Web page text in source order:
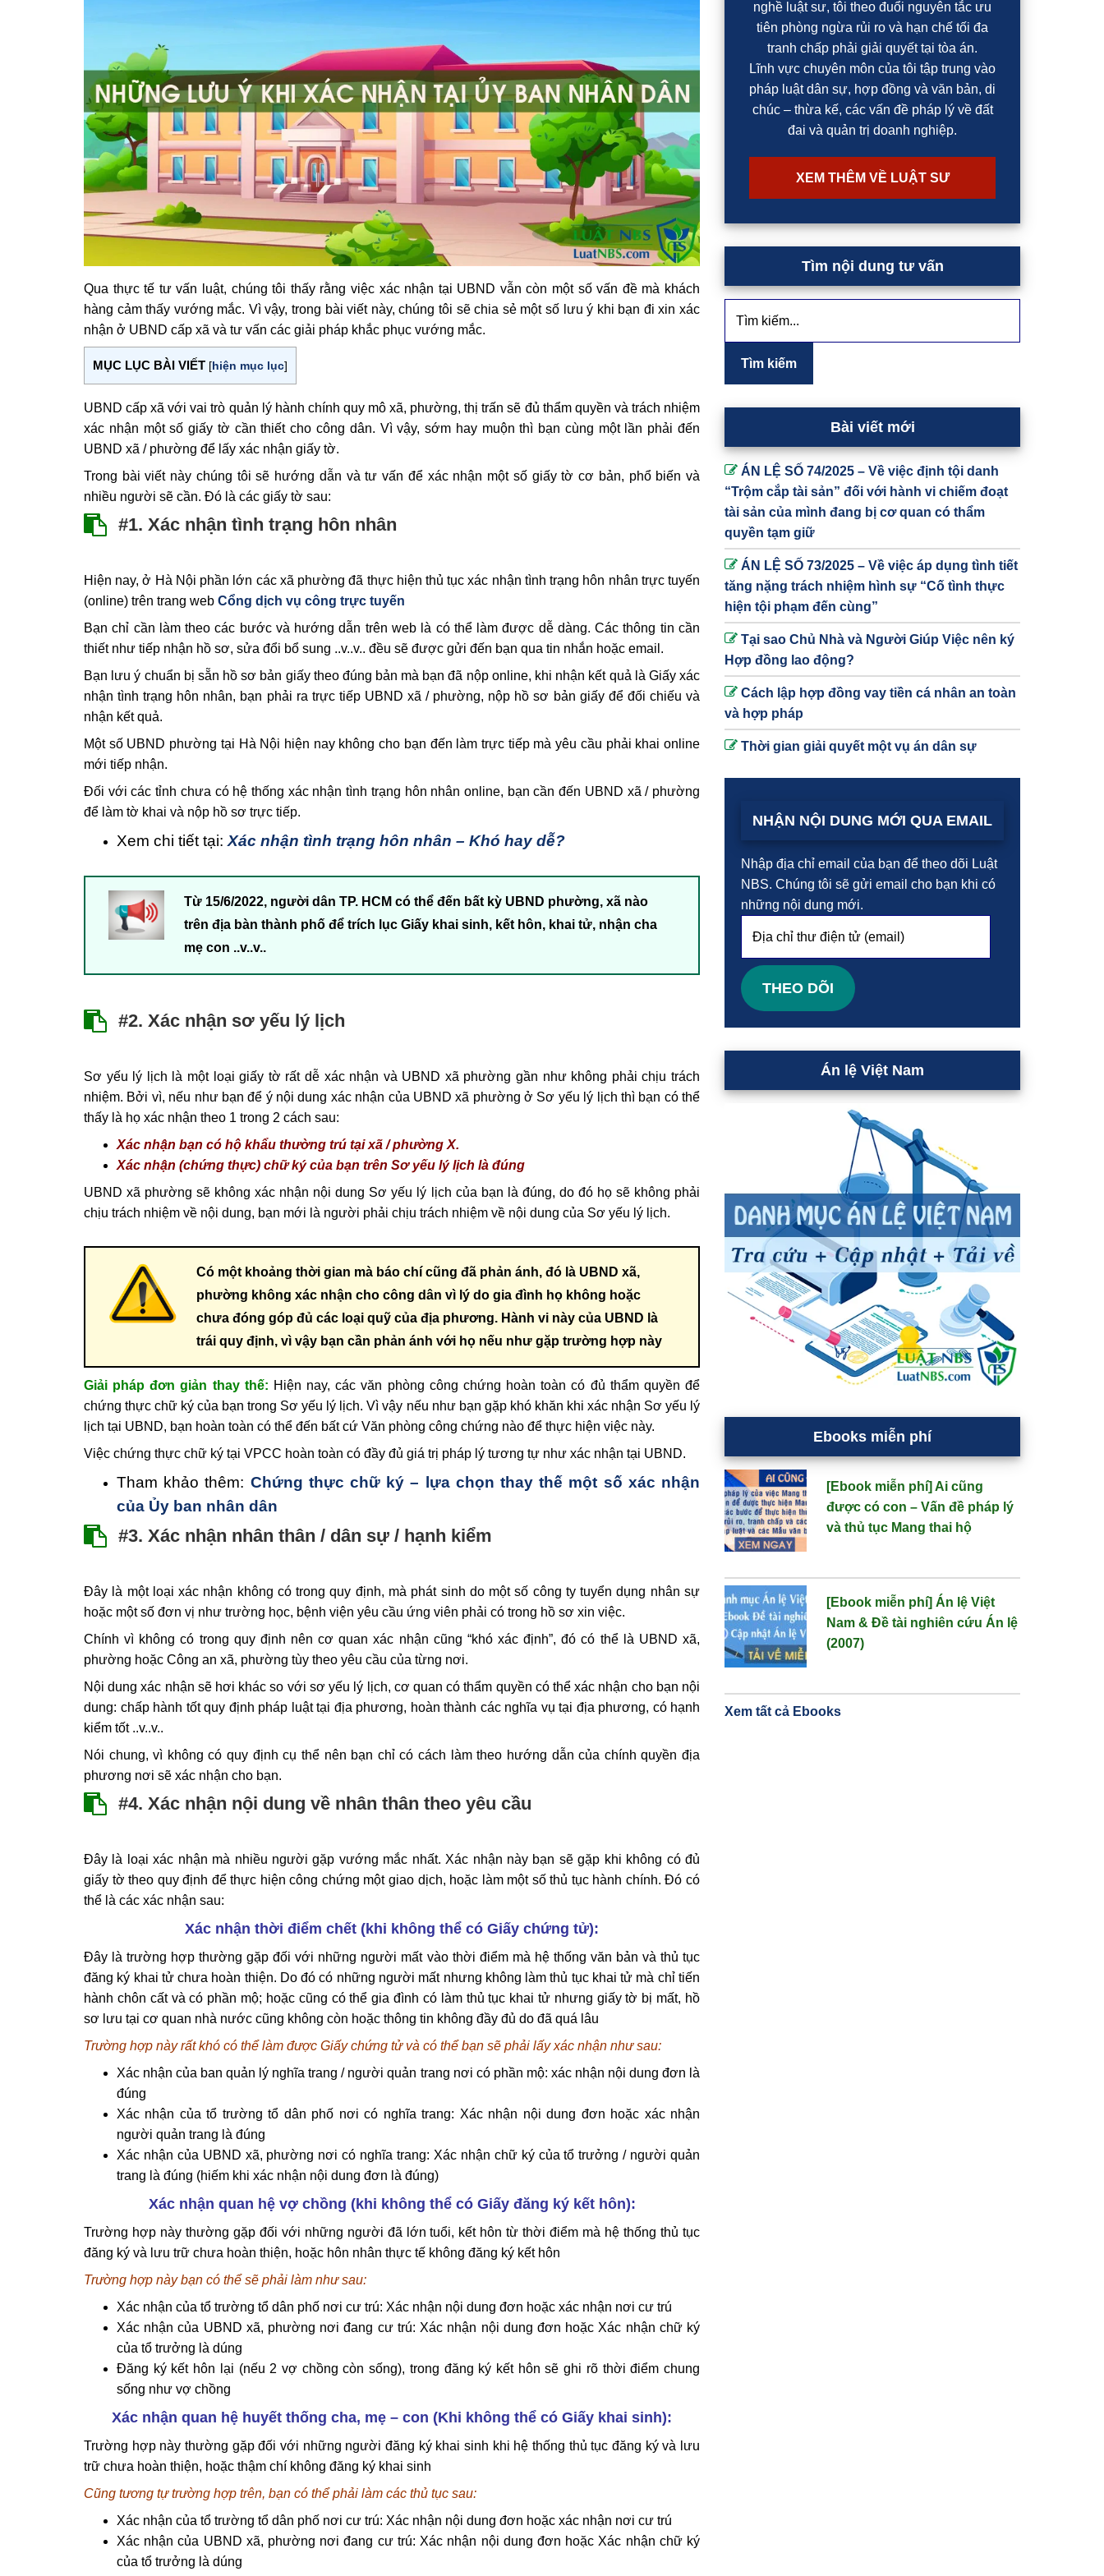
Qua thực tế tư vấn luật, chúng tôi thấy rằng việc xác nhận tại UBND vẫn còn một số vấn đề mà khách
hàng cảm thấy vướng mắc. Vì vậy, trong bài viết này, chúng tôi sẽ chia sẻ một số lưu ý khi bạn đi xin xác
nhận ở UBND cấp xã và tư vấn các giải pháp khắc phục vướng mắc.
MỤC LỤC BÀI VIẾT [hiện mục lục]
UBND cấp xã với vai trò quản lý hành chính quy mô xã, phường, thị trấn sẽ đủ thẩm quyền và trách nhiệm
xác nhận một số giấy tờ cần thiết cho công dân. Vì vậy, sớm hay muộn thì bạn cùng một lần phải đến
UBND xã / phường để lấy xác nhận giấy tờ.
Trong bài viết này chúng tôi sẽ hướng dẫn và tư vấn để xác nhận một số giấy tờ cơ bản, phổ biến và
nhiều người sẽ cần. Đó là các giấy tờ sau:
#1. Xác nhận tình trạng hôn nhân
Hiện nay, ở Hà Nội phần lớn các xã phường đã thực hiện thủ tục xác nhận tình trạng hôn nhân trực tuyến
(online) trên trang web Cổng dịch vụ công trực tuyến
Bạn chỉ cần làm theo các bước và hướng dẫn trên web là có thể làm được dễ dàng. Các thông tin cần
thiết như tiếp nhận hồ sơ, sửa đổi bổ sung ..v..v.. đều sẽ được gửi đến bạn qua tin nhắn hoặc email.
Bạn lưu ý chuẩn bị sẵn hồ sơ bản giấy theo đúng bản mà bạn đã nộp online, khi nhận kết quả là Giấy xác
nhận tình trạng hôn nhân, bạn phải ra trực tiếp UBND xã / phường, nộp hồ sơ bản giấy để đối chiếu và
nhận kết quả.
Một số UBND phường tại Hà Nội hiện nay không cho bạn đến làm trực tiếp mà yêu cầu phải khai online
mới tiếp nhận.
Đối với các tỉnh chưa có hệ thống xác nhận tình trạng hôn nhân online, bạn cần đến UBND xã / phường
để làm tờ khai và nộp hồ sơ trực tiếp.
Xem chi tiết tại: Xác nhận tình trạng hôn nhân – Khó hay dễ?
Từ 15/6/2022, người dân TP. HCM có thể đến bất kỳ UBND phường, xã nào
trên địa bàn thành phố để trích lục Giấy khai sinh, kết hôn, khai tử, nhận cha
mẹ con ..v..v..
#2. Xác nhận sơ yếu lý lịch
Sơ yếu lý lịch là một loại giấy tờ rất dễ xác nhận và UBND xã phường gần như không phải chịu trách
nhiệm. Bởi vì, nếu như bạn để ý nội dung xác nhận của UBND xã phường ở Sơ yếu lý lịch thì bạn có thể
thấy là họ xác nhận theo 1 trong 2 cách sau:
Xác nhận bạn có hộ khẩu thường trú tại xã / phường X.
Xác nhận (chứng thực) chữ ký của bạn trên Sơ yếu lý lịch là đúng
UBND xã phường sẽ không xác nhận nội dung Sơ yếu lý lịch của bạn là đúng, do đó họ sẽ không phải
chịu trách nhiệm về nội dung, bạn mới là người phải chịu trách nhiệm về nội dung của Sơ yếu lý lịch.
Có một khoảng thời gian mà báo chí cũng đã phản ánh, đó là UBND xã,
phường không xác nhận cho công dân vì lý do gia đình họ không hoặc
chưa đóng góp đủ các loại quỹ của địa phương. Hành vi này của UBND là
trái quy định, vì vậy bạn cần phản ánh với họ nếu như gặp trường hợp này
Giải pháp đơn giản thay thế: Hiện nay, các văn phòng công chứng hoàn toàn có đủ thẩm quyền để
chứng thực chữ ký của bạn trong Sơ yếu lý lịch. Vì vậy nếu như bạn gặp khó khăn khi xác nhận Sơ yếu lý
lịch tại UBND, bạn hoàn toàn có thể đến bất cứ Văn phòng công chứng nào để thực hiện việc này.
Việc chứng thực chữ ký tại VPCC hoàn toàn có đầy đủ giá trị pháp lý tương tự như xác nhận tại UBND.
Tham khảo thêm: Chứng thực chữ ký – lựa chọn thay thế một số xác nhận
của Ủy ban nhân dân
#3. Xác nhận nhân thân / dân sự / hạnh kiểm
Đây là một loại xác nhận không có trong quy định, mà phát sinh do một số công ty tuyển dụng nhân sự
hoặc một số đơn vị như trường học, bệnh viện yêu cầu ứng viên phải có trong hồ sơ xin việc.
Chính vì không có trong quy định nên cơ quan xác nhận cũng “khó xác định”, đó có thể là UBND xã,
phường hoặc Công an xã, phường tùy theo yêu cầu của từng nơi.
Nội dung xác nhận sẽ hơi khác so với sơ yếu lý lịch, cơ quan có thẩm quyền có thể xác nhận cho bạn nội
dung: chấp hành tốt quy định pháp luật tại địa phương, hoàn thành các nghĩa vụ tại địa phương, có hạnh
kiểm tốt ..v..v..
Nói chung, vì không có quy định cụ thể nên bạn chỉ có cách làm theo hướng dẫn của chính quyền địa
phương nơi sẽ xác nhận cho bạn.
#4. Xác nhận nội dung về nhân thân theo yêu cầu
Đây là loại xác nhận mà nhiều người gặp vướng mắc nhất. Xác nhận này bạn sẽ gặp khi không có đủ
giấy tờ theo quy định để thực hiện công chứng một giao dịch, hoặc làm một số thủ tục hành chính. Đó có
thể là các xác nhận sau:
Xác nhận thời điểm chết (khi không thể có Giấy chứng tử):
Đây là trường hợp thường gặp đối với những người mất vào thời điểm mà hệ thống văn bản và thủ tục
đăng ký khai tử chưa hoàn thiện. Do đó có những người mất nhưng không làm thủ tục khai tử mà chỉ tiến
hành chôn cất và có phần mộ; hoặc cũng có thể gia đình có làm thủ tục khai tử nhưng giấy tờ bị mất, hồ
sơ lưu tại cơ quan nhà nước cũng không còn hoặc thông tin không đầy đủ do đã quá lâu
Trường hợp này rất khó có thể làm được Giấy chứng tử và có thể bạn sẽ phải lấy xác nhận như sau:
Xác nhận của ban quản lý nghĩa trang / người quản trang nơi có phần mộ: xác nhận nội dung đơn là
đúng
Xác nhận của tổ trường tổ dân phố nơi có nghĩa trang: Xác nhận nội dung đơn hoặc xác nhận
người quản trang là đúng
Xác nhận của UBND xã, phường nơi có nghĩa trang: Xác nhận chữ ký của tổ trưởng / người quản
trang là đúng (hiếm khi xác nhận nội dung đơn là đúng)
Xác nhận quan hệ vợ chồng (khi không thể có Giấy đăng ký kết hôn):
Trường hợp này thường gặp đối với những người đã lớn tuổi, kết hôn từ thời điểm mà hệ thống thủ tục
đăng ký và lưu trữ chưa hoàn thiện, hoặc hôn nhân thực tế không đăng ký kết hôn
Trường hợp này bạn có thể sẽ phải làm như sau:
Xác nhận của tổ trường tổ dân phố nơi cư trú: Xác nhận nội dung đơn hoặc xác nhận nơi cư trú
Xác nhận của UBND xã, phường nơi đang cư trú: Xác nhận nội dung đơn hoặc Xác nhận chữ ký
của tổ trưởng là dúng
Đăng ký kết hôn lại (nếu 2 vợ chồng còn sống), trong đăng ký kết hôn sẽ ghi rõ thời điểm chung
sống như vợ chồng
Xác nhận quan hệ huyết thống cha, mẹ – con (Khi không thể có Giấy khai sinh):
Trường hợp này thường gặp đối với những người đăng ký khai sinh khi hệ thống thủ tục đăng ký và lưu
trữ chưa hoàn thiện, hoặc thậm chí không đăng ký khai sinh
Cũng tương tự trường hợp trên, bạn có thể phải làm các thủ tục sau:
Xác nhận của tổ trường tổ dân phố nơi cư trú: Xác nhận nội dung đơn hoặc xác nhận nơi cư trú
Xác nhận của UBND xã, phường nơi đang cư trú: Xác nhận nội dung đơn hoặc Xác nhận chữ ký
của tổ trưởng là dúng
nghề luật sư, tôi theo đuổi nguyên tắc ưu
tiên phòng ngừa rủi ro và hạn chế tối đa
tranh chấp phải giải quyết tại tòa án.
Lĩnh vực chuyên môn của tôi tập trung vào
pháp luật dân sự, hợp đồng và văn bản, di
chúc – thừa kế, các vấn đề pháp lý về đất
đai và quản trị doanh nghiệp.
XEM THÊM VỀ LUẬT SƯ
Tìm nội dung tư vấn
kiếm...
Bài viết mới
ÁN LỆ SỐ 74/2025 – Về việc định tội danh
“Trộm cắp tài sản” đối với hành vi chiếm đoạt
tài sản của mình đang bị cơ quan có thẩm
quyền tạm giữ
ÁN LỆ SỐ 73/2025 – Về việc áp dụng tình tiết
tăng nặng trách nhiệm hình sự “Cố tình thực
hiện tội phạm đến cùng”
Tại sao Chủ Nhà và Người Giúp Việc nên ký
Hợp đồng lao động?
Cách lập hợp đồng vay tiền cá nhân an toàn
và hợp pháp
Thời gian giải quyết một vụ án dân sự
NHẬN NỘI DUNG MỚI QUA EMAIL
Nhập địa chỉ email của bạn để theo dõi Luật
NBS. Chúng tôi sẽ gửi email cho bạn khi có
những nội dung mới.
chỉ
thư
điện
tử
(email)
THEO DÕI
Án lệ Việt Nam
Ebooks miễn phí
[Ebook miễn phí] Ai cũng
được có con – Vấn đề pháp lý
và thủ tục Mang thai hộ
[Ebook miễn phí] Án lệ Việt
Nam & Đề tài nghiên cứu Án lệ
(2007)
Xem tất cả Ebooks